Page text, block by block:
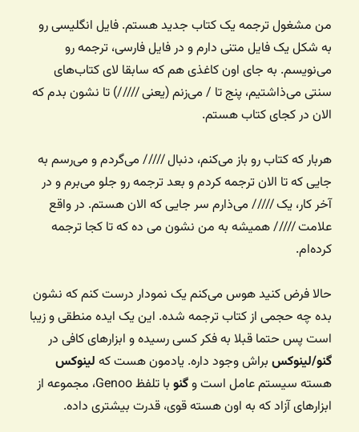
من مشغول ترجمه یک کتاب جدید هستم. فایل انگلیسی رو
به شکل یک فایل متنی دارم و در فایل فارسی، ترجمه رو
می‌نویسم. به جای اون کاغذی هم که سابقا لای کتاب‌های
سنتی می‌ذاشتیم، پنج تا / می‌زنم (یعنی /////) تا نشون بدم که
الان در کجای کتاب هستم.
هربار که کتاب رو باز می‌کنم، دنبال ///// ‌می‌گردم و می‌رسم به
جایی که تا الان ترجمه کردم و بعد ترجمه رو جلو می‌برم و در
آخر کار، یک ///// می‌ذارم سر جایی که الان هستم. در واقع
علامت ///// همیشه به من نشون می ده که تا کجا ترجمه
کرده‌ام.
حالا فرض کنید هوس می‌کنم یک نمودار درست کنم که نشون
بده چه حجمی از کتاب ترجمه شده. این یک ایده منطقی و زیبا
است پس حتما قبلا به فکر کسی رسیده و ابزارهای کافی در
گنو/لینوکس براش وجود داره. یادمون هست که لینوکس
هسته سیستم عامل است وگنو
با تلفظ Genoo، مجموعه از
ابزارهای آزاد که به اون هسته قوی، قدرت بیشتری داده.